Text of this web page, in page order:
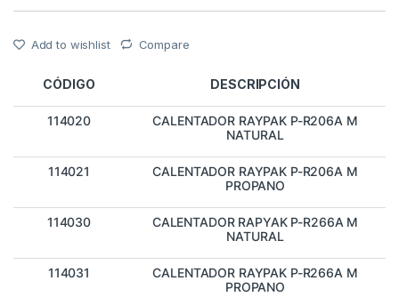
Add to wishlist Compare
CÓDIGO DESCRIPCIÓN
114020
CALENTADOR RAYPAK P-R206A M
NATURAL
114021
CALENTADOR RAYPAK P-R206A M
PROPANO
114030
CALENTADOR RAPYAK P-R266A M
NATURAL
114031
CALENTADOR RAYPAK P-R266A M
PROPANO